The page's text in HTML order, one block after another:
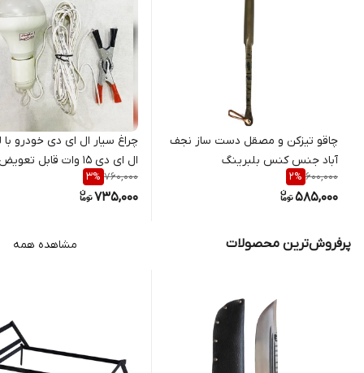
چاقو تیزکن و مصقل دست ساز نجف
آباد جنس کنس بلبرینگ
600,000
2%
585,000
چراغ سیار ال ای دی خودرو با
ال ای دی 15 وات قابل تعویض
760,000
3%
735,000
پرفروش‌ترین محصولات مشاهده همه